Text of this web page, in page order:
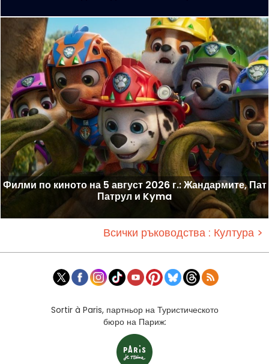
Филми по киното на 5 август 2026 г.: Жандармите, Пат
Патрул и Kyma
Всички ръководства : Култура >
Sortir à Paris, партньор на Туристическото
бюро на Париж: